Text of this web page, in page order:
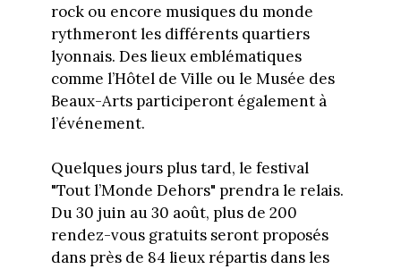
rock ou encore musiques du monde
rythmeront les différents quartiers
lyonnais. Des lieux emblématiques
comme l’Hôtel de Ville ou le Musée des
Beaux-Arts participeront également à
l’événement.
Quelques jours plus tard, le festival
"Tout l’Monde Dehors" prendra le relais.
Du 30 juin au 30 août, plus de 200
rendez-vous gratuits seront proposés
dans près de 84 lieux répartis dans les